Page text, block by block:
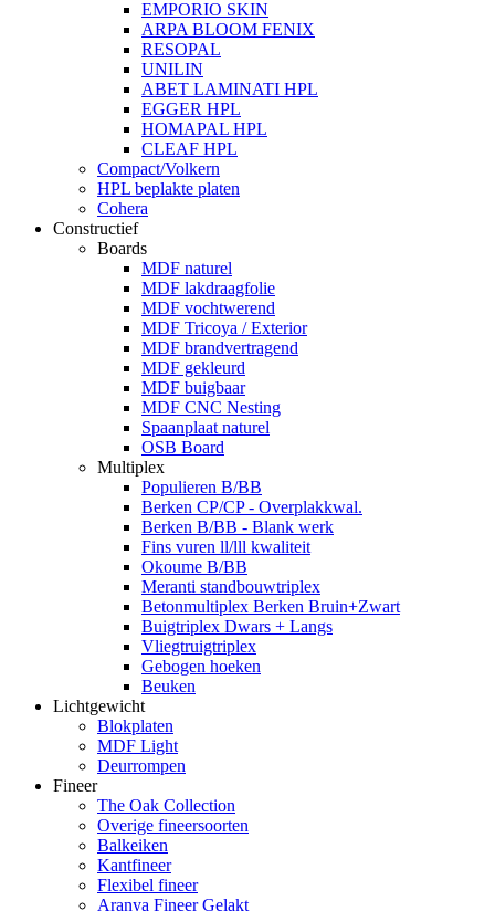
EMPORIO SKIN
ARPA BLOOM FENIX
RESOPAL
UNILIN
ABET LAMINATI HPL
EGGER HPL
HOMAPAL HPL
CLEAF HPL
Compact/Volkern
HPL beplakte platen
Cohera
Constructief
Boards
MDF naturel
MDF lakdraagfolie
MDF vochtwerend
MDF Tricoya / Exterior
MDF brandvertragend
MDF gekleurd
MDF buigbaar
MDF CNC Nesting
Spaanplaat naturel
OSB Board
Multiplex
Populieren B/BB
Berken CP/CP - Overplakkwal.
Berken B/BB - Blank werk
Fins vuren ll/lll kwaliteit
Okoume B/BB
Meranti standbouwtriplex
Betonmultiplex Berken Bruin+Zwart
Buigtriplex Dwars + Langs
Vliegtruigtriplex
Gebogen hoeken
Beuken
Lichtgewicht
Blokplaten
MDF Light
Deurrompen
Fineer
The Oak Collection
Overige fineersoorten
Balkeiken
Kantfineer
Flexibel fineer
Aranya Fineer Gelakt